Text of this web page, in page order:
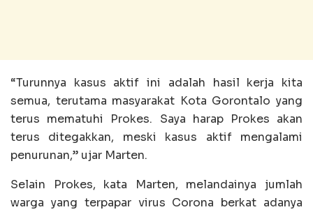
“Turunnya kasus aktif ini adalah hasil kerja kita
semua, terutama masyarakat Kota Gorontalo yang
terus mematuhi Prokes. Saya harap Prokes akan
terus ditegakkan, meski kasus aktif mengalami
penurunan,” ujar Marten.
Selain Prokes, kata Marten, melandainya jumlah
warga yang terpapar virus Corona berkat adanya